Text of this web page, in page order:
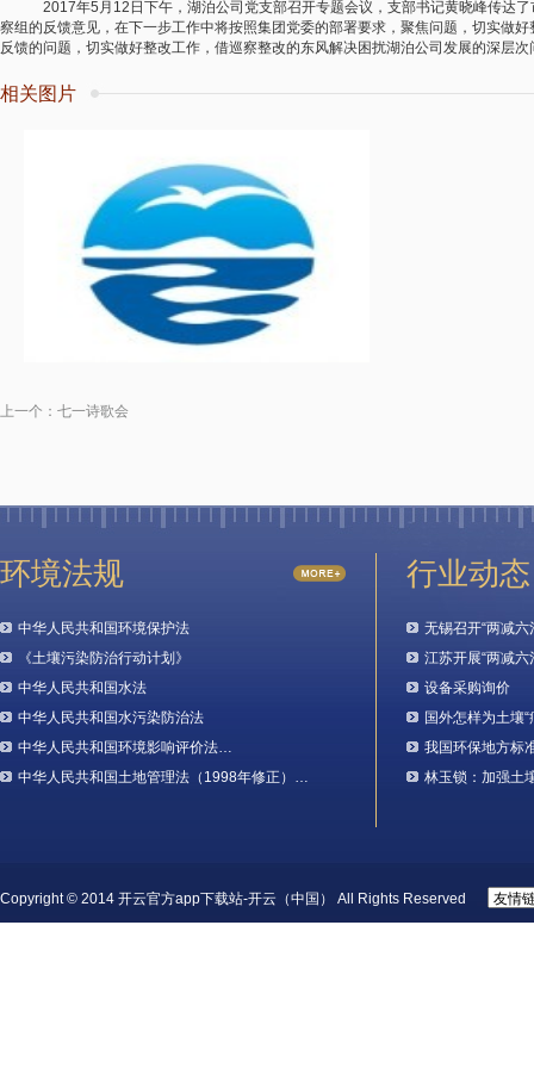
2017年5月12日下午，湖泊公司党支部召开专题会议，支部书记黄晓峰传达
察组的反馈意见，在下一步工作中将按照集团党委的部署要求，聚焦问题，切实做
反馈的问题，切实做好整改工作，借巡察整改的东风解决困扰湖泊公司发展的深层
相关图片
上一个： 七一诗歌会
环境法规
中华人民共和国环境保护法
《土壤污染防治行动计划》
中华人民共和国水法
中华人民共和国水污染防治法
中华人民共和国环境影响评价法…
中华人民共和国土地管理法（1998年修正）…
行业动态
无锡召开“两减
江苏开展“两减
设备采购询价
国外怎样为土壤“
我国环保地方标
林玉锁：加强土
Copyright © 2014 开云官方app下载站-开云（中国） All Rights Reserved